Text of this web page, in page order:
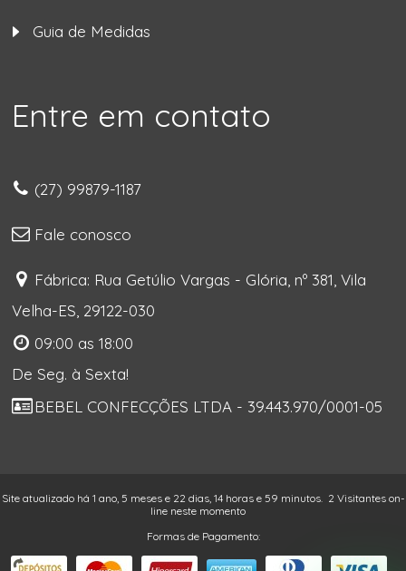
Guia de Medidas
Entre em contato
(27) 99879-1187
Fale conosco
Fábrica: Rua Getúlio Vargas - Glória, nº 381, Vila
Velha-ES, 29122-030
09:00 as 18:00
De Seg. à Sexta!
BEBEL CONFECÇÕES LTDA - 39.443.970/0001-05
Site atualizado há 1 ano, 5 meses e 22 dias, 14 horas e 59 minutos. 2 Visitantes on-
line neste momento
Formas de Pagamento: